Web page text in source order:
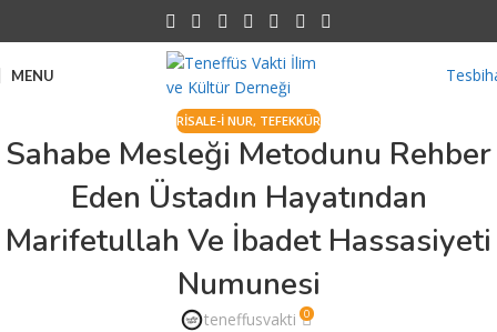
MENU
RISALE-I NUR, TEFEKKÜR
Sahabe Mesleği Metodunu Rehber
Eden Üstadın Hayatından
Marifetullah Ve İbadet Hassasiyeti
Numunesi
teneffusvakti 0